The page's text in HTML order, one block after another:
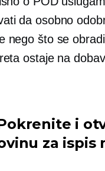
da osobno
nego što se
ostaje na
i
za ispis